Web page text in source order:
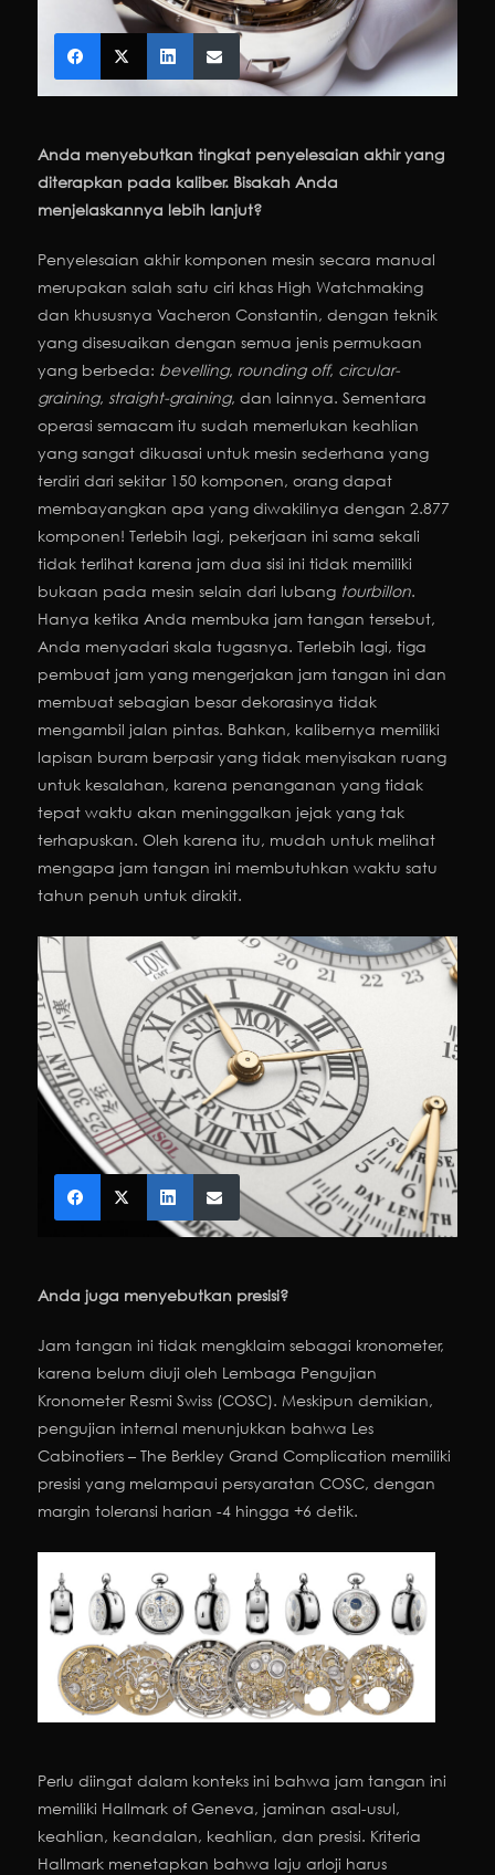
Anda menyebutkan tingkat penyelesaian akhir yang
diterapkan pada kaliber. Bisakah Anda
menjelaskannya lebih lanjut?
Penyelesaian akhir komponen mesin secara manual
merupakan salah satu ciri khas High Watchmaking
dan khususnya Vacheron Constantin, dengan teknik
yang disesuaikan dengan semua jenis permukaan
yang berbeda: bevelling, rounding off, circular-
graining, straight-graining, dan lainnya. Sementara
operasi semacam itu sudah memerlukan keahlian
yang sangat dikuasai untuk mesin sederhana yang
terdiri dari sekitar 150 komponen, orang dapat
membayangkan apa yang diwakilinya dengan 2.877
komponen! Terlebih lagi, pekerjaan ini sama sekali
tidak terlihat karena jam dua sisi ini tidak memiliki
bukaan pada mesin selain dari lubang tourbillon.
Hanya ketika Anda membuka jam tangan tersebut,
Anda menyadari skala tugasnya. Terlebih lagi, tiga
pembuat jam yang mengerjakan jam tangan ini dan
membuat sebagian besar dekorasinya tidak
mengambil jalan pintas. Bahkan, kalibernya memiliki
lapisan buram berpasir yang tidak menyisakan ruang
untuk kesalahan, karena penanganan yang tidak
tepat waktu akan meninggalkan jejak yang tak
terhapuskan. Oleh karena itu, mudah untuk melihat
mengapa jam tangan ini membutuhkan waktu satu
tahun penuh untuk dirakit.
Anda juga menyebutkan presisi?
Jam tangan ini tidak mengklaim sebagai kronometer,
karena belum diuji oleh Lembaga Pengujian
Kronometer Resmi Swiss (COSC). Meskipun demikian,
pengujian internal menunjukkan bahwa Les
Cabinotiers – The Berkley Grand Complication memiliki
presisi yang melampaui persyaratan COSC, dengan
margin toleransi harian -4 hingga +6 detik.
Perlu diingat dalam konteks ini bahwa jam tangan ini
memiliki Hallmark of Geneva, jaminan asal-usul,
keahlian, keandalan, keahlian, dan presisi. Kriteria
Hallmark menetapkan bahwa laju arloji harus